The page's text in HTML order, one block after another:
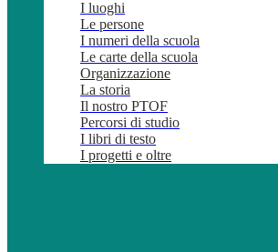
I luoghi
Le persone
I numeri della scuola
Le carte della scuola
Organizzazione
La storia
Il nostro PTOF
Percorsi di studio
I libri di testo
I progetti e oltre